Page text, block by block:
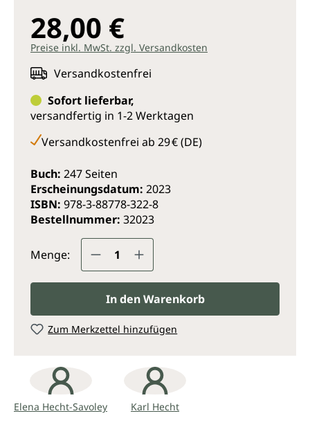
entdeckt. SiO2 gilt als das älteste Heil-, Verjüngungs-
und Schönheitsmittel der Menschheit.
Der Leser wird, auch unter umweltmedizinischem
Aspekt, wissenschaftlich fundiert über das breite
Anwendungsspektrum des siliziumreichen
Klinoptilolith-Zeoliths informiert, wobei der
Aufmerksamkeit geschenkt wird.
Zielgruppe: Für alle, die sich für neue
wissenschaftliche Erkenntnisse interessieren.
Besonders aber: Ärzte aller Disziplinen, vor allem jene
der Naturheilkunde und der Umweltmedizin,
und Ökotrophologen.
28,00 €
Preise inkl. MwSt. zzgl. Versandkosten
Versandkostenfrei
Sofort lieferbar,
versandfertig in 1-2 Werktagen
Versandkostenfrei ab 29 € (DE)
Buch: 247 Seiten
Erscheinungsdatum: 2023
ISBN: 978-3-88778-322-8
Bestellnummer: 32023
Menge: Produkt Anzahl: Gib den
In den Warenkorb
Zum Merkzettel hinzufügen
Elena Hecht-Savoley Karl Hecht